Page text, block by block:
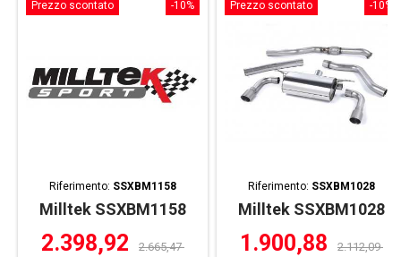
-10%
Prezzo scontato
Riferimento: SSXBM1158
Milltek SSXBM1158
2.398,92 2.665,47
-10%
Prezzo scontato
Riferimento: SSXBM1028
Milltek SSXBM1028
1.900,88 2.112,09